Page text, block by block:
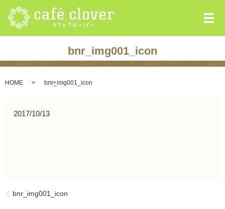
メ
bnr_img001_icon
HOME bnr_img001_icon
2017/10/13
bnr_img001_icon